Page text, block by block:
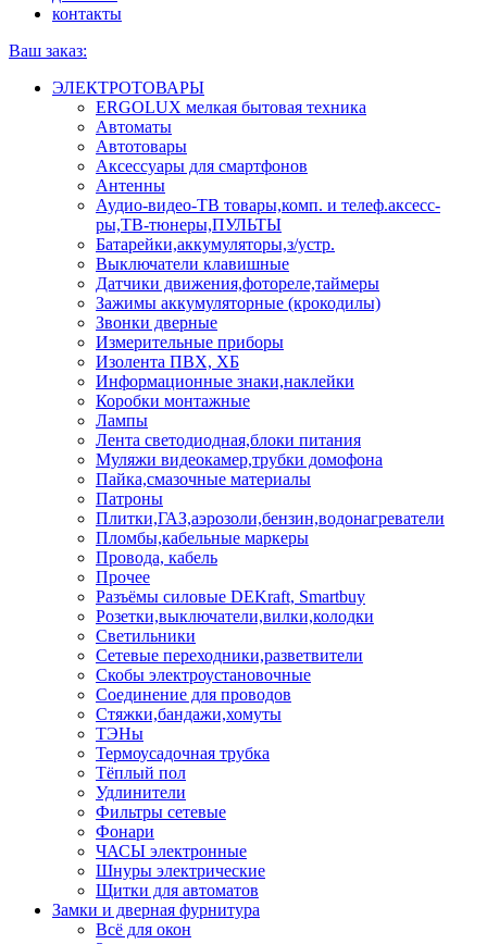
контакты
Ваш заказ:
ЭЛЕКТРОТОВАРЫ
ERGOLUX мелкая бытовая техника
Автоматы
Автотовары
Аксессуары для смартфонов
Антенны
Аудио-видео-ТВ товары,комп. и телеф.аксесс-
ры,ТВ-тюнеры,ПУЛЬТЫ
Батарейки,аккумуляторы,з/устр.
Выключатели клавишные
Датчики движения,фотореле,таймеры
Зажимы аккумуляторные (крокодилы)
Звонки дверные
Измерительные приборы
Изолента ПВХ, ХБ
Информационные знаки,наклейки
Коробки монтажные
Лампы
Лента светодиодная,блоки питания
Муляжи видеокамер,трубки домофона
Пайка,смазочные материалы
Патроны
Плитки,ГАЗ,аэрозоли,бензин,водонагреватели
Пломбы,кабельные маркеры
Провода, кабель
Прочее
Разъёмы силовые DEKraft, Smartbuy
Розетки,выключатели,вилки,колодки
Светильники
Сетевые переходники,разветвители
Скобы электроустановочные
Соединение для проводов
Стяжки,бандажи,хомуты
ТЭНы
Термоусадочная трубка
Тёплый пол
Удлинители
Фильтры сетевые
Фонари
ЧАСЫ электронные
Шнуры электрические
Щитки для автоматов
Замки и дверная фурнитура
Всё для окон